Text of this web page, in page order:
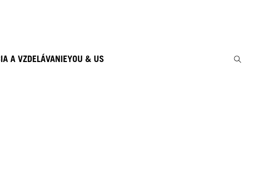
A VZDELÁVANIEYOU & US